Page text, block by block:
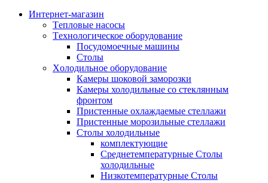
Интернет-магазин
Tепловые насосы
Tехнологическое оборудование
Посудомоечные машины
Столы
Xолодильное оборудование
Камеры шоковой заморозки
Камеры холодильные со стеклянным
фронтом
Пристенные охлаждаемые стеллажи
Пристенные морозильные стеллажи
Столы холодильные
комплектующие
Среднетемпературные Столы
холодильные
Низкотемпературные Столы